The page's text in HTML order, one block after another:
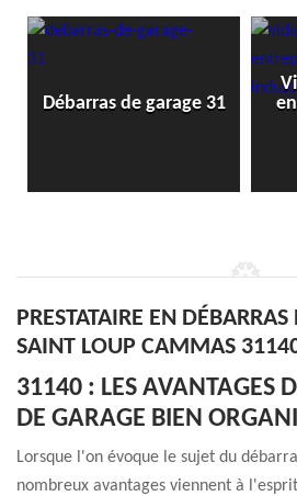
de garage 31
Vidage et
entreprise
PRESTATAIRE EN
SAINT LOUP CAMMAS
31140 : LES AVANTAGES
DE GARAGE BIEN
Lorsque l'on évoque le sujet du
nombreux avantages viennent à